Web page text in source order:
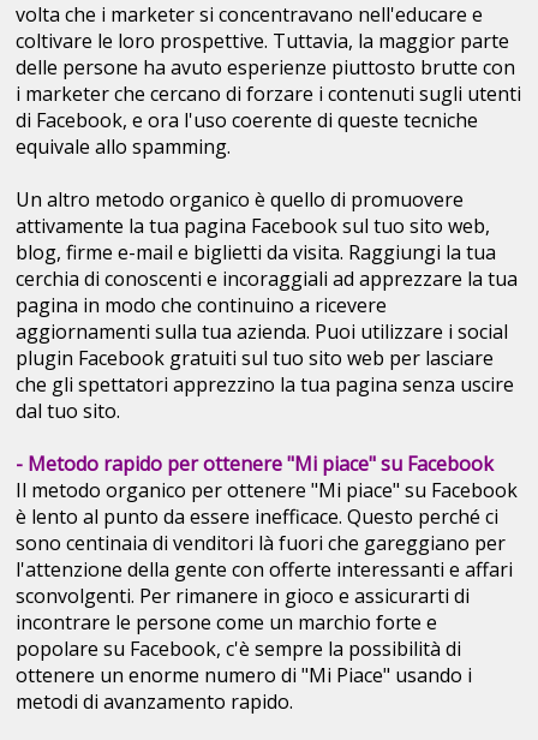
volta che i marketer si concentravano nell'educare e
coltivare le loro prospettive. Tuttavia, la maggior parte
delle persone ha avuto esperienze piuttosto brutte con
i marketer che cercano di forzare i contenuti sugli utenti
di Facebook, e ora l'uso coerente di queste tecniche
equivale allo spamming.
Un altro metodo organico è quello di promuovere
attivamente la tua pagina Facebook sul tuo sito web,
blog, firme e-mail e biglietti da visita. Raggiungi la tua
cerchia di conoscenti e incoraggiali ad apprezzare la tua
pagina in modo che continuino a ricevere
aggiornamenti sulla tua azienda. Puoi utilizzare i social
plugin Facebook gratuiti sul tuo sito web per lasciare
che gli spettatori apprezzino la tua pagina senza uscire
dal tuo sito.
- Metodo rapido per ottenere "Mi piace" su Facebook
Il metodo organico per ottenere "Mi piace" su Facebook
è lento al punto da essere inefficace. Questo perché ci
sono centinaia di venditori là fuori che gareggiano per
l'attenzione della gente con offerte interessanti e affari
sconvolgenti. Per rimanere in gioco e assicurarti di
incontrare le persone come un marchio forte e
popolare su Facebook, c'è sempre la possibilità di
ottenere un enorme numero di "Mi Piace" usando i
metodi di avanzamento rapido.